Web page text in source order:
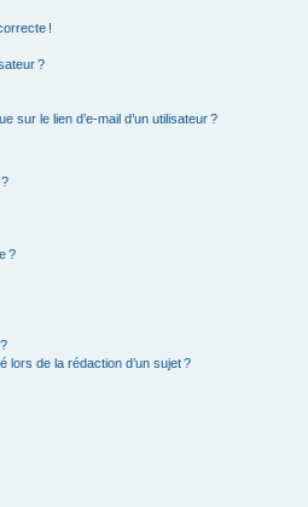
!
?
sur le lien d’e-mail d’un utilisateur ?
?
lors de la rédaction d’un sujet ?